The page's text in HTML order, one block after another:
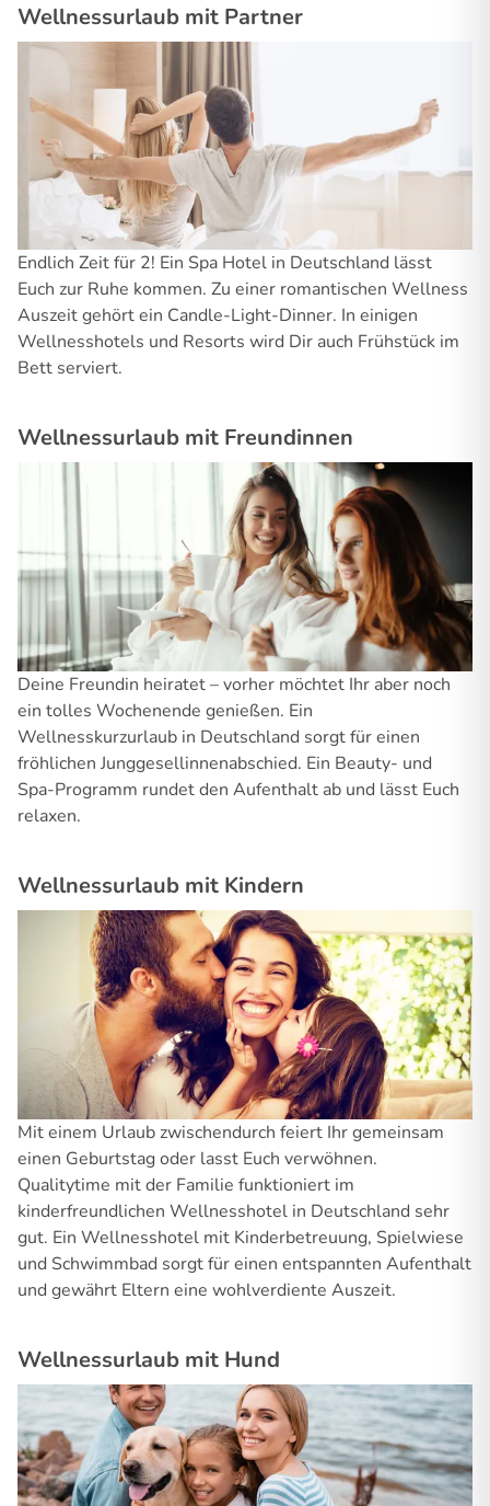
Wellnessurlaub mit Partner
Endlich Zeit für 2! Ein Spa Hotel in Deutschland lässt
Euch zur Ruhe kommen. Zu einer romantischen Wellness
Auszeit gehört ein Candle-Light-Dinner. In einigen
Wellnesshotels und Resorts wird Dir auch Frühstück im
Bett serviert.
Wellnessurlaub mit Freundinnen
Deine Freundin heiratet – vorher möchtet Ihr aber noch
ein tolles Wochenende genießen. Ein
Wellnesskurzurlaub in Deutschland sorgt für einen
fröhlichen Junggesellinnenabschied. Ein Beauty- und
Spa-Programm rundet den Aufenthalt ab und lässt Euch
relaxen.
Wellnessurlaub mit Kindern
Mit einem Urlaub zwischendurch feiert Ihr gemeinsam
einen Geburtstag oder lasst Euch verwöhnen.
Qualitytime mit der Familie funktioniert im
kinderfreundlichen Wellnesshotel in Deutschland sehr
gut. Ein Wellnesshotel mit Kinderbetreuung, Spielwiese
und Schwimmbad sorgt für einen entspannten Aufenthalt
und gewährt Eltern eine wohlverdiente Auszeit.
Wellnessurlaub mit Hund